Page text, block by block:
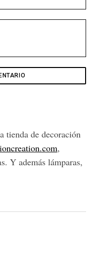
tienda de decoración
,
Y además lámparas,